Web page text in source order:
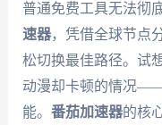
普通免费工具无法彻
速器，凭借全球节点
松切换最佳路径。试
动漫却卡顿的情况
能。 番茄加速器的核